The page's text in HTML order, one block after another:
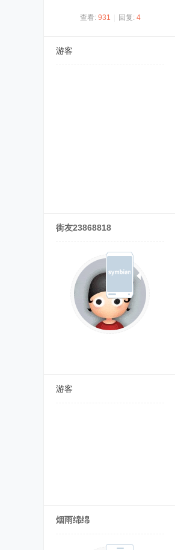
查看: 931 回复: 4
游客
街友23868818
游客
烟雨绵绵